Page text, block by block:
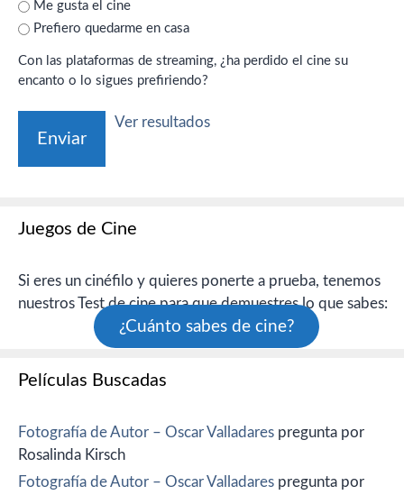
Me gusta el cine
Prefiero quedarme en casa
Con las plataformas de streaming, ¿ha perdido el cine su
encanto o lo sigues prefiriendo?
Ver resultados
Juegos de Cine
Si eres un cinéfilo y quieres ponerte a prueba, tenemos
nuestros Test de cine para que demuestres lo que sabes:
¿Cuánto sabes de cine?
Películas Buscadas
Fotografía de Autor – Oscar Valladares pregunta por
Rosalinda Kirsch
Fotografía de Autor – Oscar Valladares pregunta por